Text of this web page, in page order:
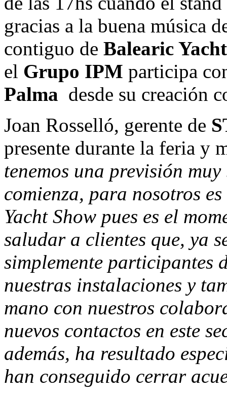
gracias a la buena música
contiguo de Balearic
el Grupo IPM participa
Palma desde su creación
Joan Rosselló, gerente de
presente durante la feria y
tenemos una previsión
comienza, para nosotros
Yacht Show pues es el
saludar a clientes que, ya
simplemente participantes
nuestras instalaciones y
mano con nuestros
nuevos contactos en este
además, ha resultado
han conseguido cerrar